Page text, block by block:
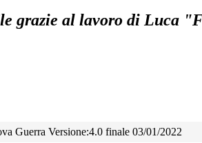
grazie al lavoro di Luca
Guerra Versione:4.0 finale 03/01/2022